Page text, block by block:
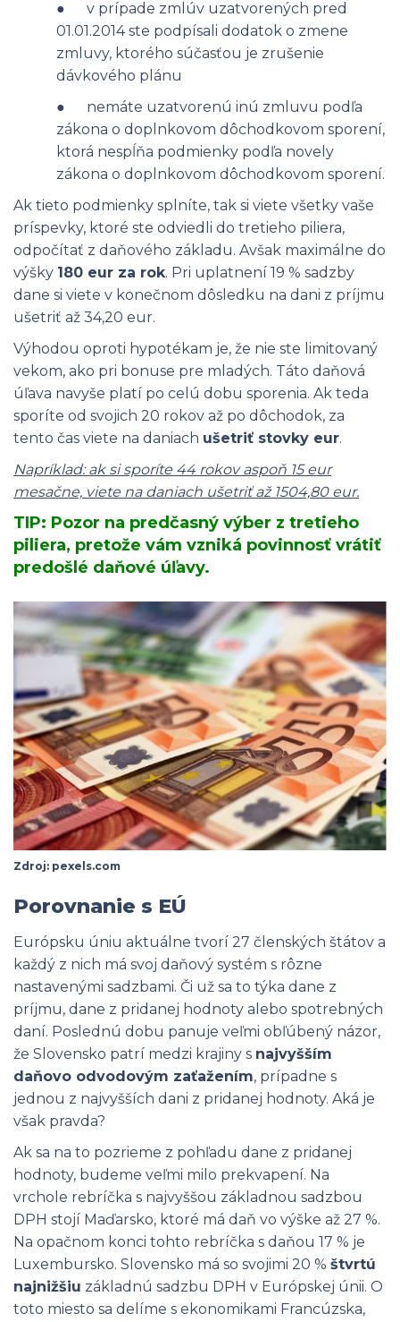
● v prípade zmlúv uzatvorených pred
01.01.2014 ste podpísali dodatok o zmene
zmluvy, ktorého súčasťou je zrušenie
dávkového plánu
● nemáte uzatvorenú inú zmluvu podľa
zákona o doplnkovom dôchodkovom sporení,
ktorá nespĺňa podmienky podľa novely
zákona o doplnkovom dôchodkovom sporení.
Ak tieto podmienky splníte, tak si viete všetky vaše
príspevky, ktoré ste odviedli do tretieho piliera,
odpočítať z daňového základu. Avšak maximálne do
výšky 180 eur za rok. Pri uplatnení 19 % sadzby
dane si viete v konečnom dôsledku na dani z príjmu
ušetriť až 34,20 eur.
Výhodou oproti hypotékam je, že nie ste limitovaný
vekom, ako pri bonuse pre mladých. Táto daňová
úľava navyše platí po celú dobu sporenia. Ak teda
sporíte od svojich 20 rokov až po dôchodok, za
tento čas viete na daniach ušetriť stovky eur.
Napríklad: ak si sporíte 44 rokov aspoň 15 eur
mesačne, viete na daniach ušetriť až 1504,80 eur.
TIP: Pozor na predčasný výber z tretieho
piliera, pretože vám vzniká povinnosť vrátiť
predošlé daňové úľavy.
Zdroj: pexels.com
Porovnanie s EÚ
Európsku úniu aktuálne tvorí 27 členských štátov a
každý z nich má svoj daňový systém s rôzne
nastavenými sadzbami. Či už sa to týka dane z
príjmu, dane z pridanej hodnoty alebo spotrebných
daní. Poslednú dobu panuje veľmi obľúbený názor,
že Slovensko patrí medzi krajiny s najvyšším
daňovo odvodovým zaťažením, prípadne s
jednou z najvyšších dani z pridanej hodnoty. Aká je
však pravda?
Ak sa na to pozrieme z pohľadu dane z pridanej
hodnoty, budeme veľmi milo prekvapení. Na
vrchole rebríčka s najvyššou základnou sadzbou
DPH stojí Maďarsko, ktoré má daň vo výške až 27 %.
Na opačnom konci tohto rebríčka s daňou 17 % je
Luxembursko. Slovensko má so svojimi 20 % štvrtú
najnižšiu základnú sadzbu DPH v Európskej únii. O
toto miesto sa delíme s ekonomikami Francúzska,